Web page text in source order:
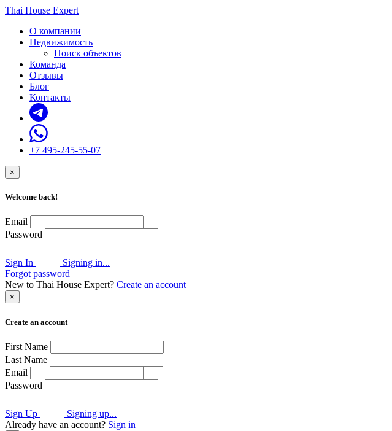
Thai House Expert
О компании
Недвижимость
Поиск объектов
Команда
Отзывы
Блог
Контакты
+7 495-245-55-07
×
Welcome back!
Email
Password
Sign In
Signing in...
Forgot password
New to Thai House Expert? Create an account
×
Create an account
First Name
Last Name
Email
Password
Sign Up
Signing up...
Already have an account? Sign in